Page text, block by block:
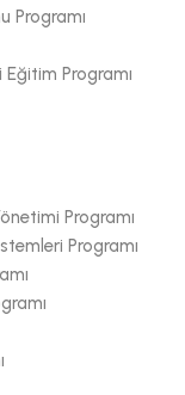
Programı
Programı
Programı
Programı